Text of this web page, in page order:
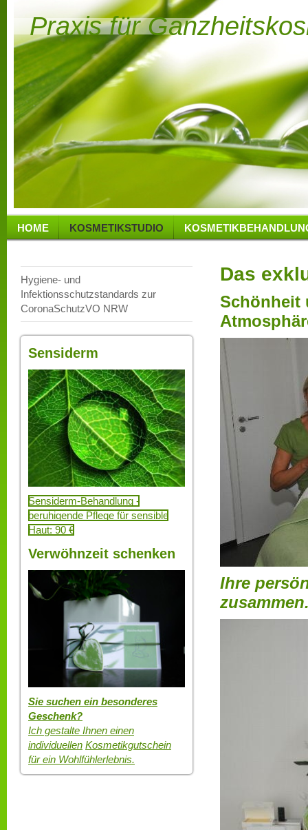
Praxis für
HOME KOSMETIKSTUDIO
Hygiene- und
Infektionsschutzstandards zur
CoronaSchutzVO NRW
Sensiderm
Sensiderm-Behandlung -
beruhigende Pflege für sensible
Haut: 90 €
Verwöhnzeit schenken
Sie suchen ein besonderes
Geschenk?
Ich gestalte Ihnen einen
individuellen Kosmetikgutschein
für ein Wohlfühlerlebnis.
Das
Schönheit
Ihre